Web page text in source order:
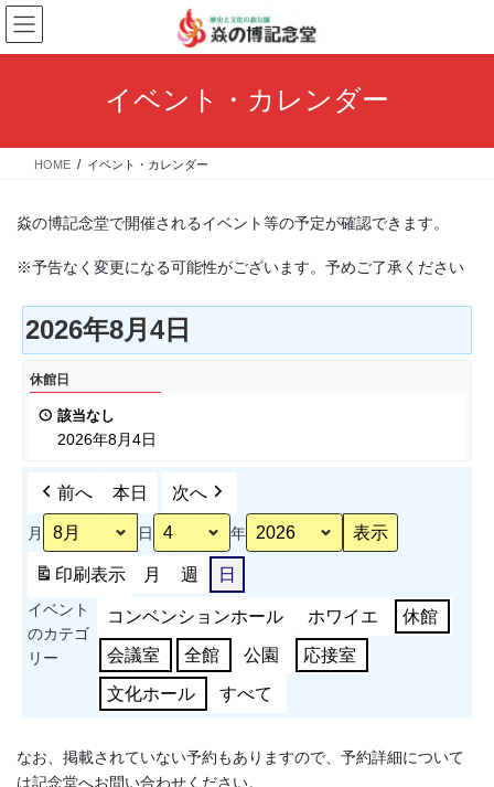
コ
ン
テ
ス
ナ
ビ
ゲ
ン
イベント・カレンダー
HOME イベント・カレンダー
焱の博記念堂で開催されるイベント等の予定が確認できます。
※予告なく変更になる可能性がございます。予めご了承ください
2026年8月4日
休
館
休館日
該当なし
2026年8月4日
前へ 本日 次へ
月 日 年
印刷表示 月 週 日
イベント
のカテゴ
リー
コンベンションホール ホワイエ 休館
会議室 全館 公園 応接室
文化ホール すべて
なお、掲載されていない予約もありますので、予約詳細について
は記念堂へお問い合わせください。